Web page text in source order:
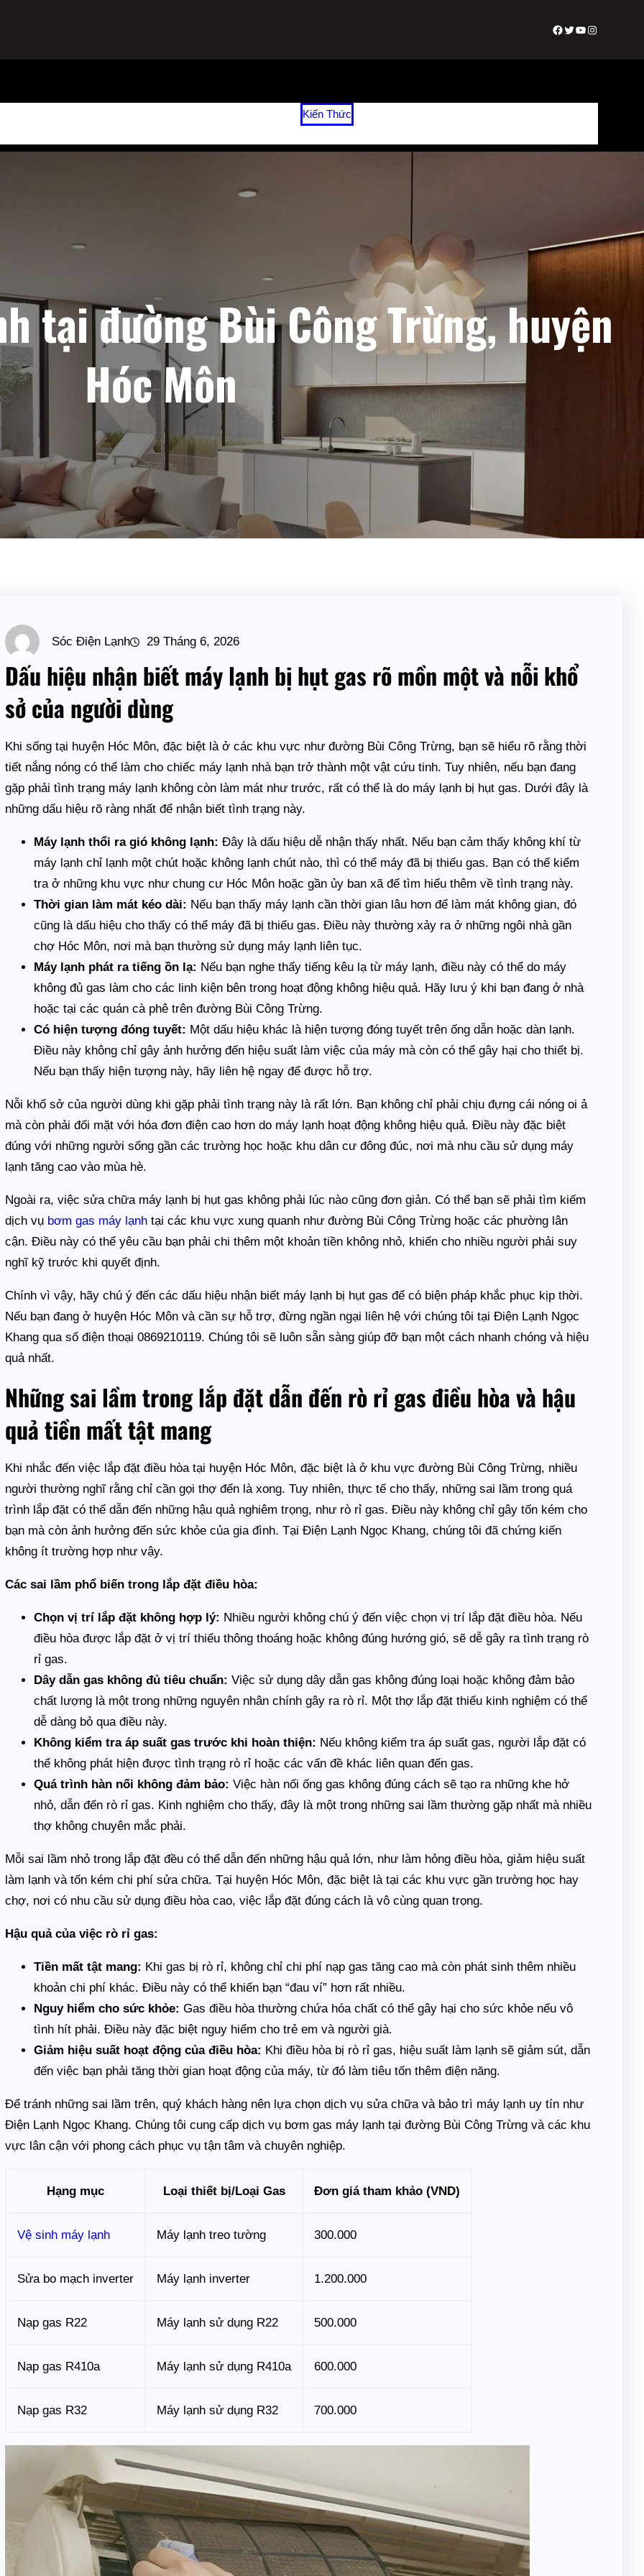
Facebook
Twitter
Youtube
Instagram
Kiến Thức
tại đường Bùi Công Trừng, huyện
Hóc Môn
Sóc Điện Lạnh 29 Tháng 6, 2026
Dấu hiệu nhận biết máy lạnh bị hụt gas rõ mồn một và nỗi khổ
sở của người dùng
Khi sống tại huyện Hóc Môn, đặc biệt là ở các khu vực như đường Bùi Công Trừng, bạn sẽ hiểu rõ rằng thời
tiết nắng nóng có thể làm cho chiếc máy lạnh nhà bạn trở thành một vật cứu tinh. Tuy nhiên, nếu bạn đang
gặp phải tình trạng máy lạnh không còn làm mát như trước, rất có thể là do máy lạnh bị hụt gas. Dưới đây là
những dấu hiệu rõ ràng nhất để nhận biết tình trạng này.
Máy lạnh thổi ra gió không lạnh: Đây là dấu hiệu dễ nhận thấy nhất. Nếu bạn cảm thấy không khí từ
máy lạnh chỉ lạnh một chút hoặc không lạnh chút nào, thì có thể máy đã bị thiếu gas. Bạn có thể kiểm
tra ở những khu vực như chung cư Hóc Môn hoặc gần ủy ban xã để tìm hiểu thêm về tình trạng này.
Thời gian làm mát kéo dài: Nếu bạn thấy máy lạnh cần thời gian lâu hơn để làm mát không gian, đó
cũng là dấu hiệu cho thấy có thể máy đã bị thiếu gas. Điều này thường xảy ra ở những ngôi nhà gần
chợ Hóc Môn, nơi mà bạn thường sử dụng máy lạnh liên tục.
Máy lạnh phát ra tiếng ồn lạ: Nếu bạn nghe thấy tiếng kêu lạ từ máy lạnh, điều này có thể do máy
không đủ gas làm cho các linh kiện bên trong hoạt động không hiệu quả. Hãy lưu ý khi bạn đang ở nhà
hoặc tại các quán cà phê trên đường Bùi Công Trừng.
Có hiện tượng đóng tuyết: Một dấu hiệu khác là hiện tượng đóng tuyết trên ống dẫn hoặc dàn lạnh.
Điều này không chỉ gây ảnh hưởng đến hiệu suất làm việc của máy mà còn có thể gây hại cho thiết bị.
Nếu bạn thấy hiện tượng này, hãy liên hệ ngay để được hỗ trợ.
Nỗi khổ sở của người dùng khi gặp phải tình trạng này là rất lớn. Bạn không chỉ phải chịu đựng cái nóng oi ả
mà còn phải đối mặt với hóa đơn điện cao hơn do máy lạnh hoạt động không hiệu quả. Điều này đặc biệt
đúng với những người sống gần các trường học hoặc khu dân cư đông đúc, nơi mà nhu cầu sử dụng máy
lạnh tăng cao vào mùa hè.
Ngoài ra, việc sửa chữa máy lạnh bị hụt gas không phải lúc nào cũng đơn giản. Có thể bạn sẽ phải tìm kiếm
dịch vụ bơm gas máy lạnh tại các khu vực xung quanh như đường Bùi Công Trừng hoặc các phường lân
cận. Điều này có thể yêu cầu bạn phải chi thêm một khoản tiền không nhỏ, khiến cho nhiều người phải suy
nghĩ kỹ trước khi quyết định.
Chính vì vậy, hãy chú ý đến các dấu hiệu nhận biết máy lạnh bị hụt gas để có biện pháp khắc phục kịp thời.
Nếu bạn đang ở huyện Hóc Môn và cần sự hỗ trợ, đừng ngần ngại liên hệ với chúng tôi tại Điện Lạnh Ngọc
Khang qua số điện thoại 0869210119. Chúng tôi sẽ luôn sẵn sàng giúp đỡ bạn một cách nhanh chóng và hiệu
quả nhất.
Những sai lầm trong lắp đặt dẫn đến rò rỉ gas điều hòa và hậu
quả tiền mất tật mang
Khi nhắc đến việc lắp đặt điều hòa tại huyện Hóc Môn, đặc biệt là ở khu vực đường Bùi Công Trừng, nhiều
người thường nghĩ rằng chỉ cần gọi thợ đến là xong. Tuy nhiên, thực tế cho thấy, những sai lầm trong quá
trình lắp đặt có thể dẫn đến những hậu quả nghiêm trọng, như rò rỉ gas. Điều này không chỉ gây tốn kém cho
bạn mà còn ảnh hưởng đến sức khỏe của gia đình. Tại Điện Lạnh Ngọc Khang, chúng tôi đã chứng kiến
không ít trường hợp như vậy.
Các sai lầm phổ biến trong lắp đặt điều hòa:
Chọn vị trí lắp đặt không hợp lý: Nhiều người không chú ý đến việc chọn vị trí lắp đặt điều hòa. Nếu
điều hòa được lắp đặt ở vị trí thiếu thông thoáng hoặc không đúng hướng gió, sẽ dễ gây ra tình trạng rò
rỉ gas.
Dây dẫn gas không đủ tiêu chuẩn: Việc sử dụng dây dẫn gas không đúng loại hoặc không đảm bảo
chất lượng là một trong những nguyên nhân chính gây ra rò rỉ. Một thợ lắp đặt thiếu kinh nghiệm có thể
dễ dàng bỏ qua điều này.
Không kiểm tra áp suất gas trước khi hoàn thiện: Nếu không kiểm tra áp suất gas, người lắp đặt có
thể không phát hiện được tình trạng rò rỉ hoặc các vấn đề khác liên quan đến gas.
Quá trình hàn nối không đảm bảo: Việc hàn nối ống gas không đúng cách sẽ tạo ra những khe hở
nhỏ, dẫn đến rò rỉ gas. Kinh nghiệm cho thấy, đây là một trong những sai lầm thường gặp nhất mà nhiều
thợ không chuyên mắc phải.
Mỗi sai lầm nhỏ trong lắp đặt đều có thể dẫn đến những hậu quả lớn, như làm hỏng điều hòa, giảm hiệu suất
làm lạnh và tốn kém chi phí sửa chữa. Tại huyện Hóc Môn, đặc biệt là tại các khu vực gần trường học hay
chợ, nơi có nhu cầu sử dụng điều hòa cao, việc lắp đặt đúng cách là vô cùng quan trọng.
Hậu quả của việc rò rỉ gas:
Tiền mất tật mang: Khi gas bị rò rỉ, không chỉ chi phí nạp gas tăng cao mà còn phát sinh thêm nhiều
khoản chi phí khác. Điều này có thể khiến bạn “đau ví” hơn rất nhiều.
Nguy hiểm cho sức khỏe: Gas điều hòa thường chứa hóa chất có thể gây hại cho sức khỏe nếu vô
tình hít phải. Điều này đặc biệt nguy hiểm cho trẻ em và người già.
Giảm hiệu suất hoạt động của điều hòa: Khi điều hòa bị rò rỉ gas, hiệu suất làm lạnh sẽ giảm sút, dẫn
đến việc bạn phải tăng thời gian hoạt động của máy, từ đó làm tiêu tốn thêm điện năng.
Để tránh những sai lầm trên, quý khách hàng nên lựa chọn dịch vụ sửa chữa và bảo trì máy lạnh uy tín như
Điện Lạnh Ngọc Khang. Chúng tôi cung cấp dịch vụ bơm gas máy lạnh tại đường Bùi Công Trừng và các khu
vực lân cận với phong cách phục vụ tận tâm và chuyên nghiệp.
Hạng mục Loại thiết bị/Loại Gas Đơn giá tham khảo (VND)
Vệ sinh máy lạnh Máy lạnh treo tường 300.000
Sửa bo mạch inverter Máy lạnh inverter 1.200.000
Nạp gas R22 Máy lạnh sử dụng R22 500.000
Nạp gas R410a Máy lạnh sử dụng R410a 600.000
Nạp gas R32 Máy lạnh sử dụng R32 700.000